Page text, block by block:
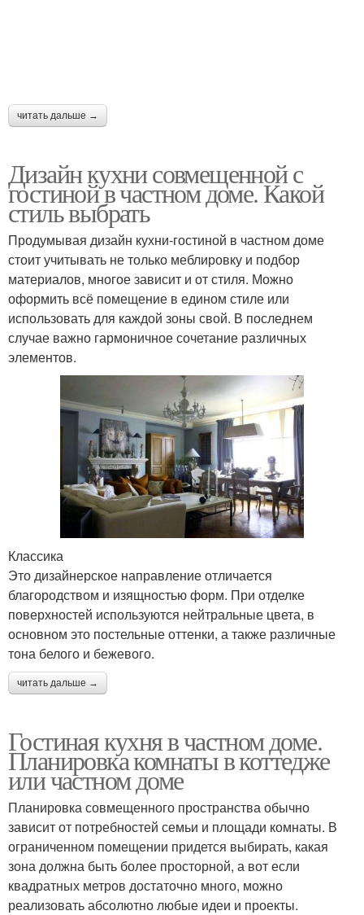
читать дальше →
Дизайн кухни совмещенной с
гостиной в частном доме. Какой
стиль выбрать
Продумывая дизайн кухни-гостиной в частном доме
стоит учитывать не только меблировку и подбор
материалов, многое зависит и от стиля. Можно
оформить всё помещение в едином стиле или
использовать для каждой зоны свой. В последнем
случае важно гармоничное сочетание различных
элементов.
Классика
Это дизайнерское направление отличается
благородством и изящностью форм. При отделке
поверхностей используются нейтральные цвета, в
основном это постельные оттенки, а также различные
тона белого и бежевого.
читать дальше →
Гостиная кухня в частном доме.
Планировка комнаты в коттедже
или частном доме
Планировка совмещенного пространства обычно
зависит от потребностей семьи и площади комнаты. В
ограниченном помещении придется выбирать, какая
зона должна быть более просторной, а вот если
квадратных метров достаточно много, можно
реализовать абсолютно любые идеи и проекты.